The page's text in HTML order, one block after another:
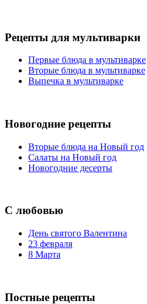
Рецепты для мультиварки
Первые блюда в мультиварке
Вторые блюда в мультиварке
Выпечка в мультиварке
Новогодние рецепты
Вторые блюда на Новый год
Салаты на Новый год
Новогодние десерты
С любовью
День святого Валентина
23 февраля
8 Марта
Постные рецепты